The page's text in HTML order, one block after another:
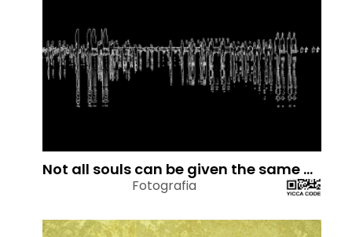
Not all souls can be given the same method as exercise of Meditation
Fotografia